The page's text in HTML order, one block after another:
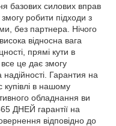
базових силових вправ
робити підходи з
без партнера. Нічого
відносна вага
прямі кути в
це дає змогу
надійності. Гарантия на
в нашому
обладнання ви
ДНЕЙ гарантії на
відповідно до